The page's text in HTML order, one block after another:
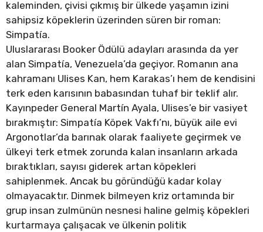
kaleminden, çivisi çıkmış bir ülkede yaşamın izini
sahipsiz köpeklerin üzerinden süren bir roman:
Simpatía.
Uluslararası Booker Ödülü adayları arasında da yer
alan Simpatía, Venezuela’da geçiyor. Romanın ana
kahramanı Ulises Kan, hem Karakas’ı hem de kendisini
terk eden karısının babasından tuhaf bir teklif alır.
Kayınpeder General Martín Ayala, Ulises’e bir vasiyet
bırakmıştır: Simpatía Köpek Vakfı’nı, büyük aile evi
Argonotlar’da barınak olarak faaliyete geçirmek ve
ülkeyi terk etmek zorunda kalan insanların arkada
bıraktıkları, sayısı giderek artan köpekleri
sahiplenmek. Ancak bu göründüğü kadar kolay
olmayacaktır. Dinmek bilmeyen kriz ortamında bir
grup insan zulmünün nesnesi haline gelmiş köpekleri
kurtarmaya çalışacak ve ülkenin politik